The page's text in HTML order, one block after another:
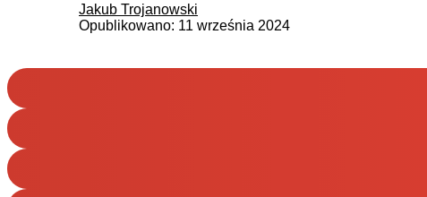
Jakub Trojanowski
Opublikowano: 11 września 2024